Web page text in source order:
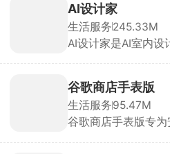
哨的广告和社区，纯
除，快速释放手机存
式滑动浏览，适合相
理空间、智能分类照
AI设计家
生活服务245.33M
AI设计家是AI室内设
风格就能生成全屋效
家具、改颜色。看到
上传就能找同款、直
里。也有很多装修案
谷歌商店手表版
生活服务95.47M
谷歌商店手表版专